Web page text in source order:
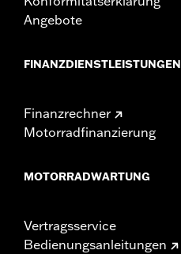
Angebote
FINANZDIENSTLEISTUNGEN
Finanzrechner
Motorradfinanzierung
MOTORRADWARTUNG
Vertragsservice
Bedienungsanleitungen